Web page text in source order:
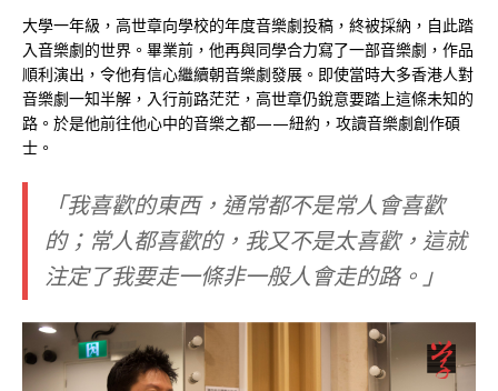
大學一年級，高世章向學校的年度音樂劇投稿，終被採納，自此踏
入音樂劇的世界。畢業前，他再與同學合力寫了一部音樂劇，作品
順利演出，令他有信心繼續朝音樂劇發展。即使當時大多香港人對
音樂劇一知半解，入行前路茫茫，高世章仍銳意要踏上這條未知的
路。於是他前往他心中的音樂之都——紐約，攻讀音樂劇創作碩
士。
「我喜歡的東西，通常都不是常人會喜歡
的；常人都喜歡的，我又不是太喜歡，這就
注定了我要走一條非一般人會走的路。」